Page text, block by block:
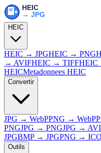
HEIC
HEIC → JPGHEIC → PNG
→ AVIFHEIC → TIFF
HEICMetadonnees HEIC
Convertir
JPG → WebPPNG → WebP
PNGJPG → PNGJPG →
JPGBMP → JPGPNG → ICO
Outils